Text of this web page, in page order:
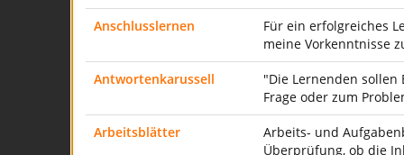
Anschlusslernen
Für ein erfolgreiches
meine Vorkenntnisse
Antwortenkarussell
"Die Lernenden
Frage oder zum
Arbeitsblätter
Arbeits- und
Überprüfung, ob die